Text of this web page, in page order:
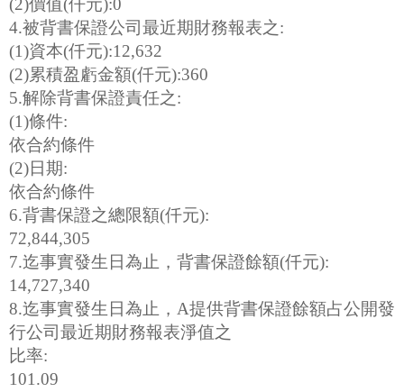
(2)價值(仟元):0
4.被背書保證公司最近期財務報表之:
(1)資本(仟元):12,632
(2)累積盈虧金額(仟元):360
5.解除背書保證責任之:
(1)條件:
依合約條件
(2)日期:
依合約條件
6.背書保證之總限額(仟元):
72,844,305
7.迄事實發生日為止，背書保證餘額(仟元):
14,727,340
8.迄事實發生日為止，A提供背書保證餘額占公開發
行公司最近期財務報表淨值之
比率:
101.09